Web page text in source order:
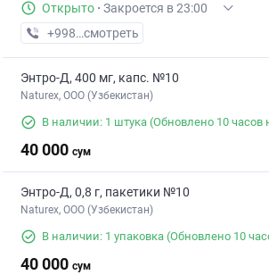
Открыто · Закроется в 23:00
+998 (55) XXX-XX-XX
смотреть
Энтро-Д, 400 мг, капс. №10
Naturex, OOO (Узбекистан)
В наличии: 1 штука (Обновлено 10 часов
40 000 сум
Энтро-Д, 0,8 г, пакетики №10
Naturex, OOO (Узбекистан)
В наличии: 1 упаковка (Обновлено 10
40 000 сум